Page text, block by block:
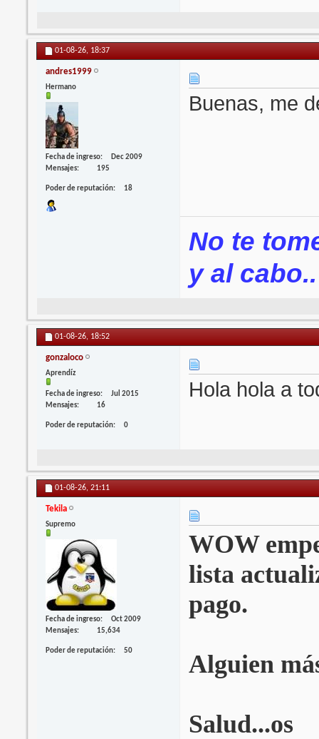
01-08-26, 18:37
andres1999
Hermano
Fecha de ingreso
Dec 2009
Mensajes
195
Poder de reputación 18
Buenas, me
No te
y al
01-08-26, 18:52
gonzaloco
Aprendíz
Fecha de ingreso
Jul 2015
Mensajes
16
Poder de reputación 0
Hola hola a
01-08-26,21:11
Tekila
Supremo
Fecha de ingreso
Oct 2009
Mensajes
15,634
Poder de reputación 50
WOW
lista
pago.
Alguien
Salud...os